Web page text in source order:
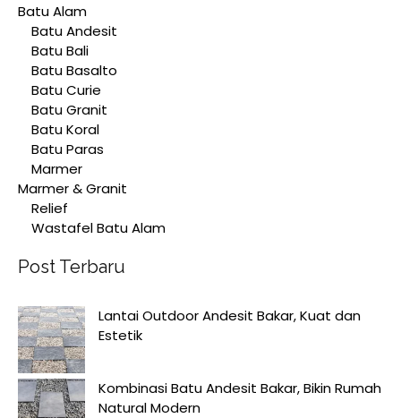
Batu Alam
Batu Andesit
Batu Bali
Batu Basalto
Batu Curie
Batu Granit
Batu Koral
Batu Paras
Marmer
Marmer & Granit
Relief
Wastafel Batu Alam
Post Terbaru
Lantai Outdoor Andesit Bakar, Kuat dan
Estetik
Kombinasi Batu Andesit Bakar, Bikin Rumah
Natural Modern